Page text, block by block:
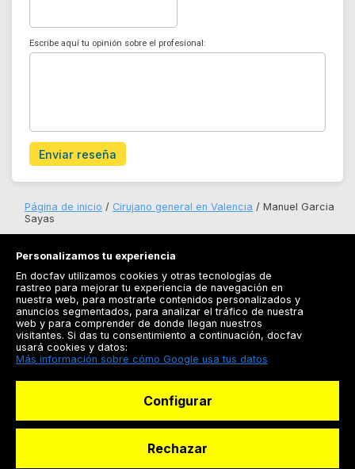
Escribe aquí tu opinión sobre el profesional:
Enviar reseña
Página de inicio Cirujano general en Valencia
Manuel Garcia
Sayas
Registrarse
Docfav
Personalizamos tu experiencia
En docfav utilizamos cookies y otras tecnologías de
rastreo para mejorar tu experiencia de navegación en
nuestra web, para mostrarte contenidos personalizados y
anuncios segmentados, para analizar el tráfico de nuestra
web y para comprender de donde llegan nuestros
visitantes. Si das tu consentimiento a continuación, docfav
usará cookies y datos:
Más información sobre cómo Google usa tus datos
Configurar
Rechazar